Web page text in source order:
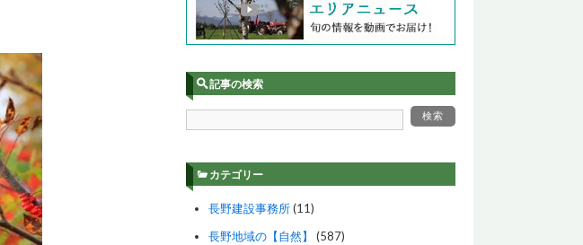
記事の検索
カテゴリー
長野建設事務所(11)
長野地域の【自然】
(587)